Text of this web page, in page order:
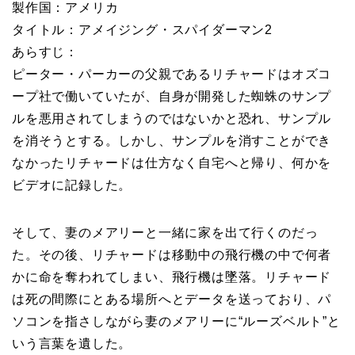
製作国：アメリカ
タイトル：アメイジング・スパイダーマン2
あらすじ：
ピーター・パーカーの父親であるリチャードはオズコ
ープ社で働いていたが、自身が開発した蜘蛛のサンプ
ルを悪用されてしまうのではないかと恐れ、サンプル
を消そうとする。しかし、サンプルを消すことができ
なかったリチャードは仕方なく自宅へと帰り、何かを
ビデオに記録した。
そして、妻のメアリーと一緒に家を出て行くのだっ
た。その後、リチャードは移動中の飛行機の中で何者
かに命を奪われてしまい、飛行機は墜落。リチャード
は死の間際にとある場所へとデータを送っており、パ
ソコンを指さしながら妻のメアリーに“ルーズベルト”と
いう言葉を遺した。